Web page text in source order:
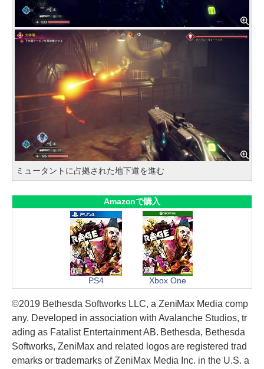
ミュータントに占拠された地下道を進む
Amazonで購入
PS4 Xbox One
©2019 Bethesda Softworks LLC, a ZeniMax Media comp
any. Developed in association with Avalanche Studios, tr
ading as Fatalist Entertainment AB. Bethesda, Bethesda
Softworks, ZeniMax and related logos are registered trad
emarks or trademarks of ZeniMax Media Inc. in the U.S. a